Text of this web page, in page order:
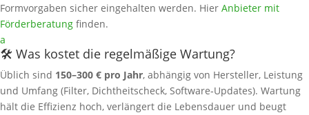
Formvorgaben sicher eingehalten werden. Hier Anbieter mit
Förderberatung finden.
a
🛠️ Was kostet die regelmäßige Wartung?
Üblich sind 150–300 € pro Jahr, abhängig von Hersteller, Leistung
und Umfang (Filter, Dichtheitscheck, Software‑Updates). Wartung
hält die Effizienz hoch, verlängert die Lebensdauer und beugt